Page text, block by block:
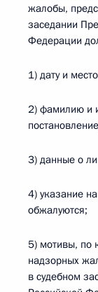
жалобы,
заседании
Федерации
1) дату и
2) фамилию и
3) данные о
4) указание
обжалуются;
5) мотивы, по
надзорных
в судебном